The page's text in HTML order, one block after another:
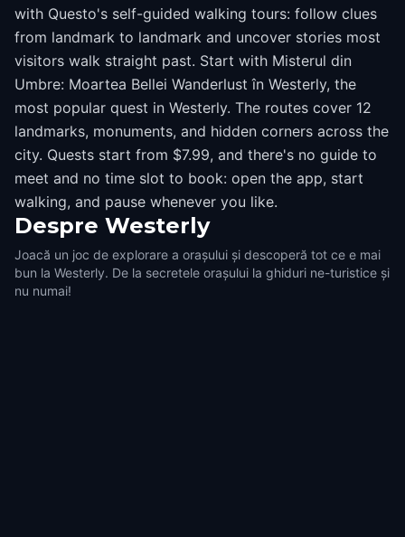
with Questo's self-guided walking tours: follow clues
from landmark to landmark and uncover stories most
visitors walk straight past. Start with Misterul din
Umbre: Moartea Bellei Wanderlust în Westerly, the
most popular quest in Westerly. The routes cover 12
landmarks, monuments, and hidden corners across the
city. Quests start from $7.99, and there's no guide to
meet and no time slot to book: open the app, start
walking, and pause whenever you like.
Despre Westerly
Joacă un joc de explorare a orașului și descoperă tot ce e mai
bun la Westerly. De la secretele orașului la ghiduri ne-turistice și
nu numai!